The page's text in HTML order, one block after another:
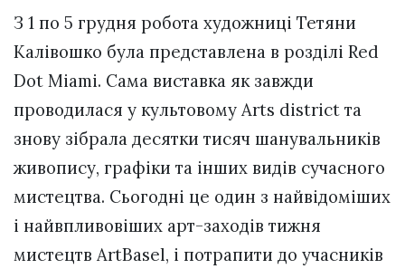
З 1 по 5 грудня робота художниці Тетяни
Калівошко була представлена в розділі Red
Dot Miami. Сама виставка як завжди
проводилася у культовому Arts district та
знову зібрала десятки тисяч шанувальників
живопису, графіки та інших видів сучасного
мистецтва. Сьогодні це один з найвідоміших
і найвпливовіших арт-заходів тижня
мистецтв ArtBasel, і потрапити до учасників